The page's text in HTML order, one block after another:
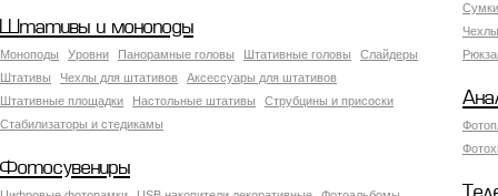
Штативы и моноподы
Моноподы Уровни Панорамные головы Штативные головы
Слайдеры
Штативы
Чехлы для штативов
Аксессуары для штативов
Штативные площадки
Настольные штативы
Струбцины и присоски
Стабилизаторы и стедикамы
Фотосувениры